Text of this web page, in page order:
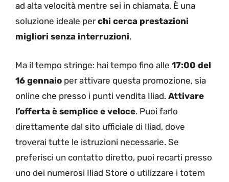
ad alta velocità mentre sei in chiamata. È una
soluzione ideale perchi cerca prestazioni
migliori senza interruzioni.
Ma il tempo stringe: hai tempo fino alle 17:00 del
16 gennaio per attivare questa promozione, sia
online che presso i punti vendita Iliad. Attivare
l’offerta è semplice e veloce. Puoi farlo
direttamente dal sito ufficiale di Iliad, dove
troverai tutte le istruzioni necessarie. Se
preferisci un contatto diretto, puoi recarti presso
uno dei numerosi Iliad Store o utilizzare i totem